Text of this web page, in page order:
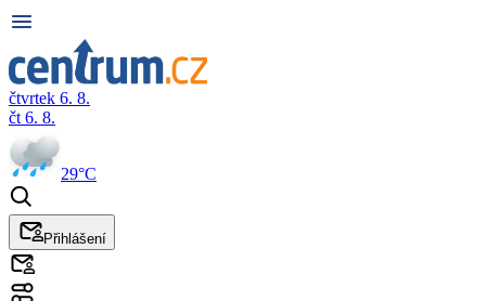
čtvrtek 6. 8.
čt 6. 8.
29°C
Přihlášení